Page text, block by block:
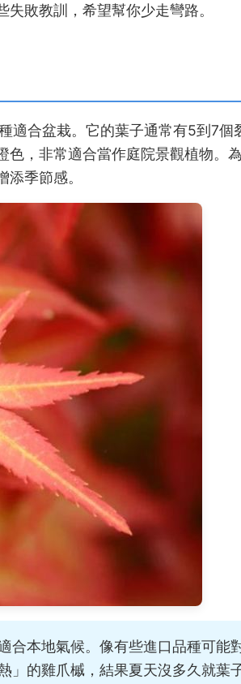
敗教訓，希望幫你少走彎路。
適合盆栽。它的葉子通常有5到7個
色，非常適合當作庭院景觀植物。
季節感。
合本地氣候。像有些進口品種可能
」的雞爪槭，結果夏天沒多久就葉